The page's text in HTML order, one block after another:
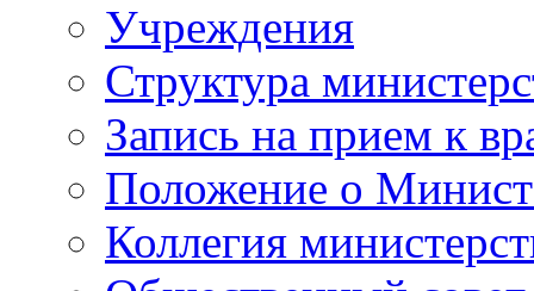
Учреждения
Структура
Запись на прием к
Положение о
Коллегия